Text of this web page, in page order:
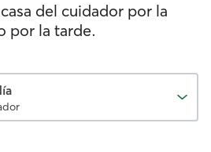
del cuidador por la
por la tarde.